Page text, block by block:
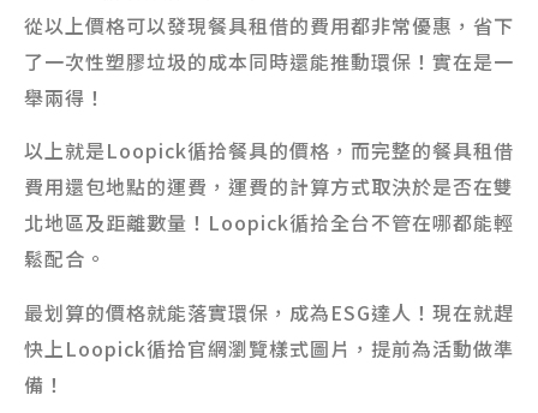
從以上價格可以發現餐具租借的費用都非常優惠，省下
了一次性塑膠垃圾的成本同時還能推動環保！實在是一
舉兩得！
以上就是Loopick循拾餐具的價格，而完整的餐具租借
費用還包地點的運費，運費的計算方式取決於是否在雙
北地區及距離數量！Loopick循拾全台不管在哪都能輕
鬆配合。
最划算的價格就能落實環保，成為ESG達人！現在就趕
快上Loopick循拾官網瀏覽樣式圖片，提前為活動做準
備！